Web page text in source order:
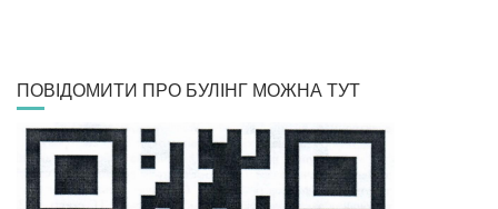
ПОВІДОМИТИ ПРО БУЛІНГ МОЖНА ТУТ